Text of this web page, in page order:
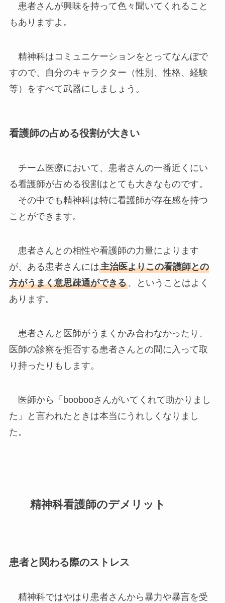
患者さんが興味を持って色々聞いてくれること
もありますよ。
精神科はコミュニケーションをとってなんぼで
すので、自分のキャラクター（性別、性格、経験
等）をすべて武器にしましょう。
看護師の占める役割が大きい
チーム医療において、患者さんの一番近くにい
る看護師が占める役割はとても大きなものです。
その中でも精神科は特に看護師が存在感を持つ
ことができます。
患者さんとの相性や看護師の力量によります
が、ある患者さんには主治医よりこの看護師との
方がうまく意思疎通ができる、ということはよく
あります。
患者さんと医師がうまくかみ合わなかったり、
医師の診察を拒否する患者さんとの間に入って取
り持ったりもします。
医師から「boobooさんがいてくれて助かりまし
た」と言われたときは本当にうれしくなりまし
た。
精神科看護師のデメリット
患者と関わる際のストレス
精神科ではやはり患者さんから暴力や暴言を受